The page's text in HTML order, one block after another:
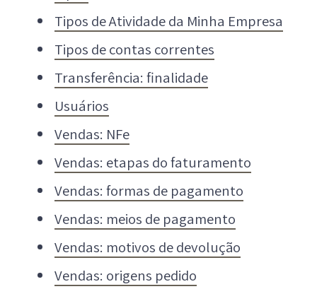
Tipos de Atividade da Minha Empresa
Tipos de contas correntes
Transferência: finalidade
Usuários
Vendas: NFe
Vendas: etapas do faturamento
Vendas: formas de pagamento
Vendas: meios de pagamento
Vendas: motivos de devolução
Vendas: origens pedido